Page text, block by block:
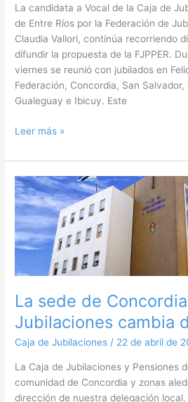
La candidata a Vocal de la Caja de
de Entre Ríos por la Federación de
Claudia Vallori, continúa recorriendo
difundir la propuesta de la FJPPER.
viernes se reunió con jubilados en
Federación, Concordia, San
Gualeguay e Ibicuy. Este
a
la
Caja
de
Jubilaciones”
Leer más »
La sede de
Jubilaciones cambia
Caja de Jubilaciones / 22 de abril de
La Caja de Jubilaciones y Pensiones
comunidad de Concordia y zonas
dirección de nuestra delegación
La
sede
de
Concordia
de
Caja
Jubilaciones
cambia
de